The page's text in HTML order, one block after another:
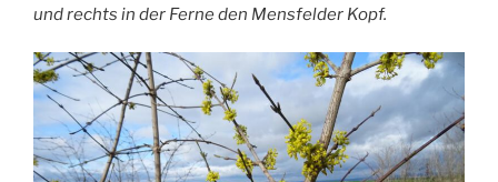
und rechts in der Ferne den Mensfelder Kopf.